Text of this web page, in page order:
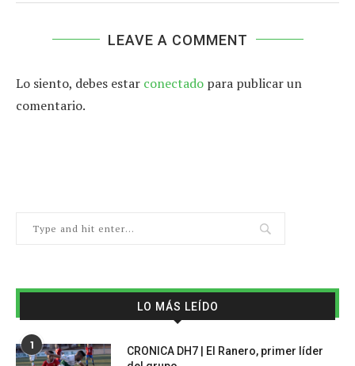
LEAVE A COMMENT
Lo siento, debes estar conectado para publicar un
comentario.
LO MÁS LEÍDO
1
CRONICA DH7 | El Ranero, primer líder